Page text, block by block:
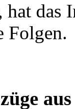
hat
Folgen.